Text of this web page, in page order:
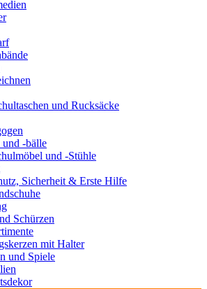
und Rucksäcke
und -bälle
und -Stühle
Sicherheit & Erste Hilfe
Schürzen
mit Halter
und Spiele